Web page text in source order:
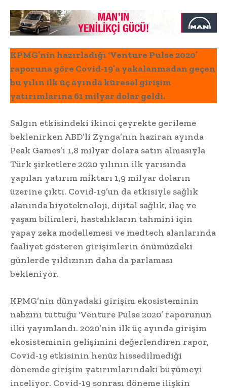
KPMG’nin hazırladığı ‘Venture Pulse 2020’
raporuna göre Covid-19’a yakalanmadan geçen
bu yılın ilk üç ayında küresel girişim
yatırımlarına 61 milyar dolar geldi.
Salgın etkisindeki ikinci çeyrekte gerileme
beklenirken ABD’li Zynga’nın haziran ayında
Peak Games’i 1,8 milyar dolara satın almasıyla
Türk şirketlere 2020 yılının ilk yarısında
yapılan yatırım miktarı 1,9 milyar doların
üzerine çıktı. Covid-19’un da etkisiyle sağlık
alanında biyoteknoloji, dijital sağlık, ilaç ve
yaşam bilimleri, hastalıkların tahmini için
yapay zeka modellemesi ve medtech alanlarında
faaliyet gösteren girişimlerin önümüzdeki
günlerde yıldızının daha da parlaması
bekleniyor.
KPMG’nin dünyadaki girişim ekosisteminin
nabzını tuttuğu ‘Venture Pulse 2020’ raporunun
ilki yayımlandı. 2020’nin ilk üç ayında girişim
ekosisteminin gelişimini değerlendiren rapor,
Covid-19 etkisinin henüz hissedilmediği
dönemde girişim yatırımlarındaki büyümeyi
inceliyor. Covid-19 sonrası döneme ilişkin